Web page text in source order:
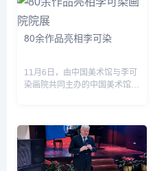
80余作品亮相李可染
11月6日，由中国美术馆与李可
染画院共同主办的中国美术馆学
君--李可...